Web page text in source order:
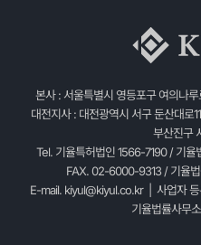
본사 : 서울특별시 영등포구 여의나
대전지사 : 대전광역시 서구 둔산대로
부산진구
Tel. 기율특허법인 1566-7190 / 기
FAX. 02-6000-9313 / 기율
E-mail. kiyul@kiyul.co.kr| 사업자 등
기율법률사무